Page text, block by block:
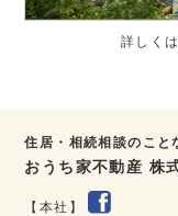
詳しく
住居・相続相談のこと
おうち家不動産 株
【本社】